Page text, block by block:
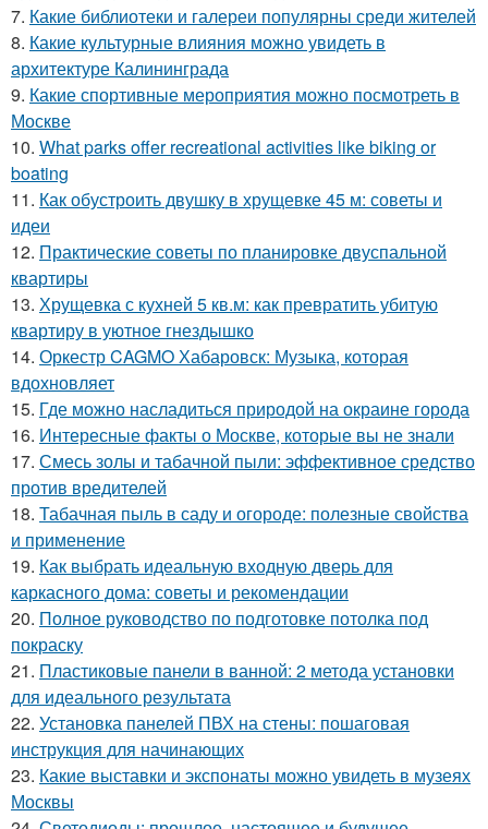
7. Какие библиотеки и галереи популярны среди жителей
8. Какие культурные влияния можно увидеть в
архитектуре Калининграда
9. Какие спортивные мероприятия можно посмотреть в
Москве
10. What parks offer recreational activities like biking or
boating
11. Как обустроить двушку в хрущевке 45 м: советы и
идеи
12. Практические советы по планировке двуспальной
квартиры
13. Хрущевка с кухней 5 кв.м: как превратить убитую
квартиру в уютное гнездышко
14. Оркестр CAGMO Хабаровск: Музыка, которая
вдохновляет
15. Где можно насладиться природой на окраине города
16. Интересные факты о Москве, которые вы не знали
17. Смесь золы и табачной пыли: эффективное средство
против вредителей
18. Табачная пыль в саду и огороде: полезные свойства
и применение
19. Как выбрать идеальную входную дверь для
каркасного дома: советы и рекомендации
20. Полное руководство по подготовке потолка под
покраску
21. Пластиковые панели в ванной: 2 метода установки
для идеального результата
22. Установка панелей ПВХ на стены: пошаговая
инструкция для начинающих
23. Какие выставки и экспонаты можно увидеть в музеях
Москвы